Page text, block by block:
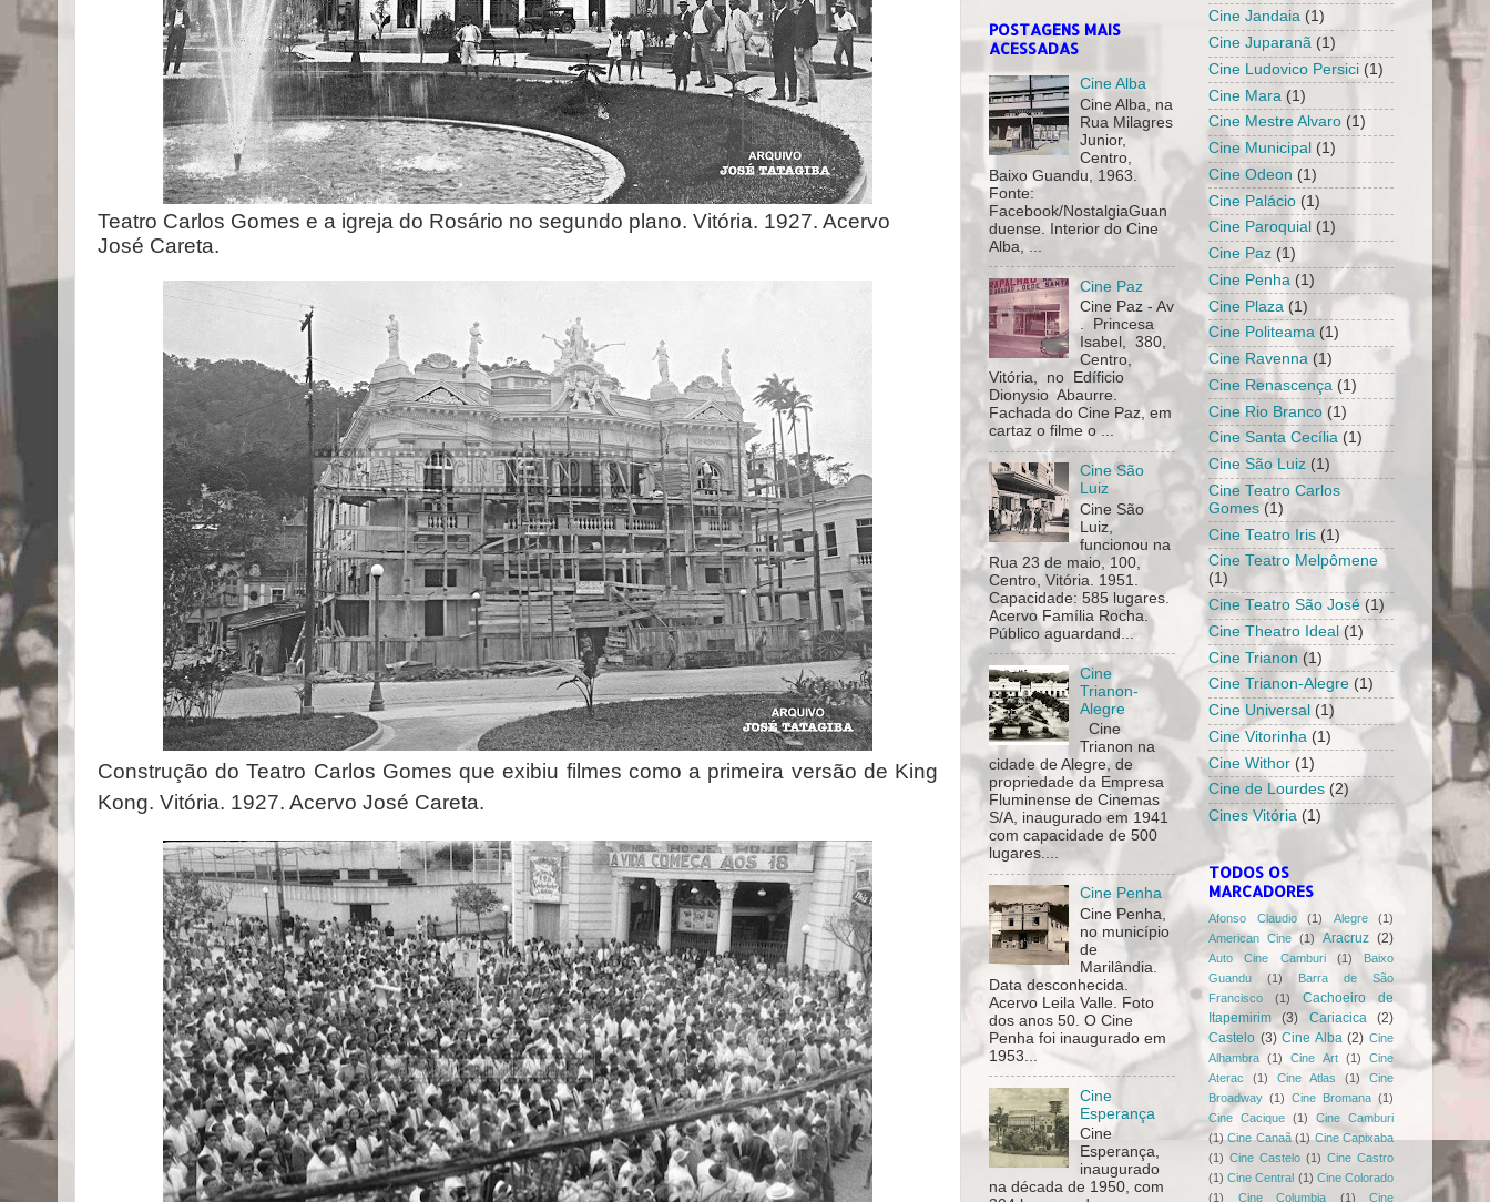
Teatro Carlos Gomes e a igreja do Rosário no segundo plano. Vitória. 1927. Acervo
José Careta.
Construção do Teatro Carlos Gomes que exibiu filmes como a primeira versão de King
Kong. Vitória. 1927. Acervo José Careta.
POSTAGENS MAIS
ACESSADAS
Cine Alba
Cine Alba, na
Rua Milagres
Junior,
Centro,
Baixo Guandu, 1963.
Fonte:
Facebook/NostalgiaGuan
duense. Interior do Cine
Alba, ...
Cine Paz
Cine Paz - Av
. Princesa
Isabel, 380,
Centro,
Vitória, no Edíficio
Dionysio Abaurre.
Fachada do Cine Paz, em
cartaz o filme o ...
Cine São
Luiz
Cine São
Luiz,
funcionou na
Rua 23 de maio, 100,
Centro, Vitória. 1951.
Capacidade: 585 lugares.
Acervo Família Rocha.
Público aguardand...
Cine
Trianon-
Alegre
Cine
Trianon na
cidade de Alegre, de
propriedade da Empresa
Fluminense de Cinemas
S/A, inaugurado em 1941
com capacidade de 500
lugares....
Cine Penha
Cine Penha,
no município
de
Marilândia.
Data desconhecida.
Acervo Leila Valle. Foto
dos anos 50. O Cine
Penha foi inaugurado em
1953...
Cine
Esperança
Cine
Esperança,
inaugurado
na década de 1950, com
Cine Jandaia (1)
Cine Juparanã (1)
Cine Ludovico Persici (1)
Cine Mara (1)
Cine Mestre Alvaro (1)
Cine Municipal (1)
Cine Odeon (1)
Cine Palácio (1)
Cine Paroquial (1)
Cine Paz (1)
Cine Penha (1)
Cine Plaza (1)
Cine Politeama (1)
Cine Ravenna (1)
Cine Renascença (1)
Cine Rio Branco (1)
Cine Santa Cecília (1)
Cine São Luiz (1)
Cine Teatro Carlos
Gomes (1)
Cine Teatro Iris (1)
Cine Teatro Melpômene
(1)
Cine Teatro São José (1)
Cine Theatro Ideal (1)
Cine Trianon (1)
Cine Trianon-Alegre (1)
Cine Universal (1)
Cine Vitorinha (1)
Cine Withor (1)
Cine de Lourdes (2)
Cines Vitória (1)
TODOS OS
MARCADORES
Afonso Claudio (1) Alegre
(1)
American Cine (1) Aracruz (2)
Auto Cine Camburi (1)
Baixo
Guandu
(1)
Barra de São
Francisco
(1)
Cachoeiro de
Itapemirim
(3) Cariacica
(2)
Castelo (3) Cine Alba (2) Cine
Alhambra
(1) Cine Art (1)
Cine
Aterac
(1) Cine Atlas (1)
Cine
Broadway (1) Cine Bromana (1)
Cine Cacique (1)
Cine Camburi
(1) Cine Canaã (1) Cine Capixaba
(1) Cine Castelo (1) Cine Castro
(1) Cine Central (1) Cine Colorado
(1)
Cine Columbia (1) Cine